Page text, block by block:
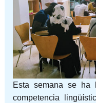
Esta semana se ha
competencia